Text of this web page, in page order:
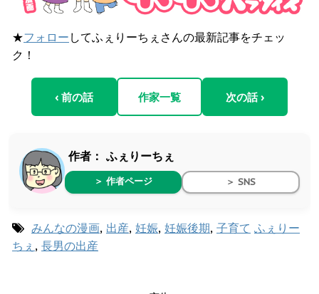
★フォロー してふぇりーちぇさんの最新記事をチェッ
ク！
‹ 前の話 作家一覧 次の話 ›
作者： ふぇりーちぇ
＞ 作者ページ ＞ SNS
みんなの漫画, 出産, 妊娠, 妊娠後期, 子育て ふぇりー
ちぇ , 長男の出産